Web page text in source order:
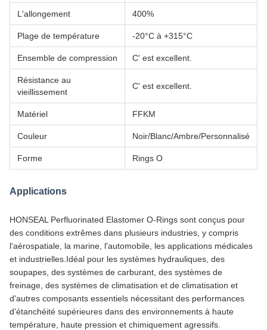
L'allongement 400%
Plage de température -20°C à +315°C
Ensemble de compression C' est excellent.
Résistance au
vieillissement
C' est excellent.
Matériel FFKM
Couleur Noir/Blanc/Ambre/Personnalisé
Forme Rings O
Applications
HONSEAL Perfluorinated Elastomer O-Rings sont conçus pour
des conditions extrêmes dans plusieurs industries, y compris
l'aérospatiale, la marine, l'automobile, les applications médicales
et industrielles.Idéal pour les systèmes hydrauliques, des
soupapes, des systèmes de carburant, des systèmes de
freinage, des systèmes de climatisation et de climatisation et
d'autres composants essentiels nécessitant des performances
d'étanchéité supérieures dans des environnements à haute
température, haute pression et chimiquement agressifs.